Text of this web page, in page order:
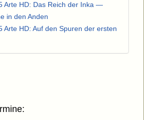
Arte HD: Das Reich der Inka —
in den Anden
Arte HD: Auf den Spuren der ersten